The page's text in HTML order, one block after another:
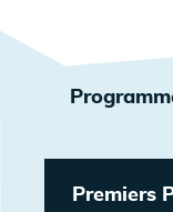
Premiers